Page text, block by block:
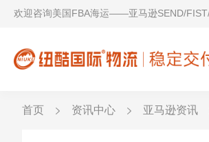
欢迎咨询美国FBA海运——亚马逊SEND/
首页 资讯中心 亚马逊资讯